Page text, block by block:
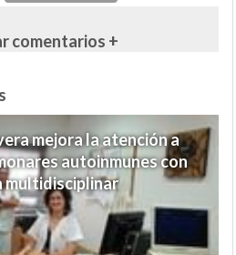
comentarios +
mejora la atención a
autoinmunes con
multidisciplinar